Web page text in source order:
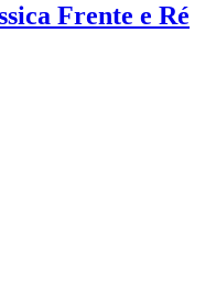
Frente e Ré